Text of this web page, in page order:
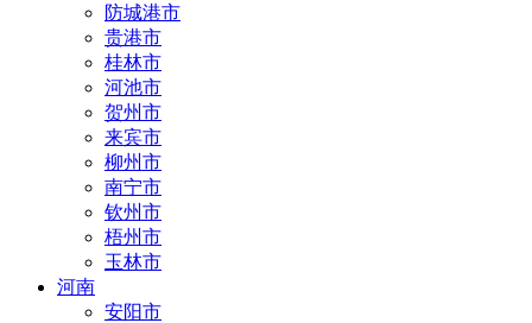
防城港市
贵港市
桂林市
河池市
贺州市
来宾市
柳州市
南宁市
钦州市
梧州市
玉林市
河南
安阳市